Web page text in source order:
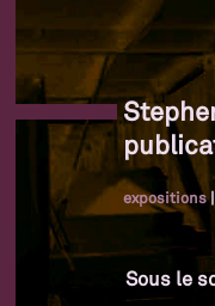
expositions|
Sous le